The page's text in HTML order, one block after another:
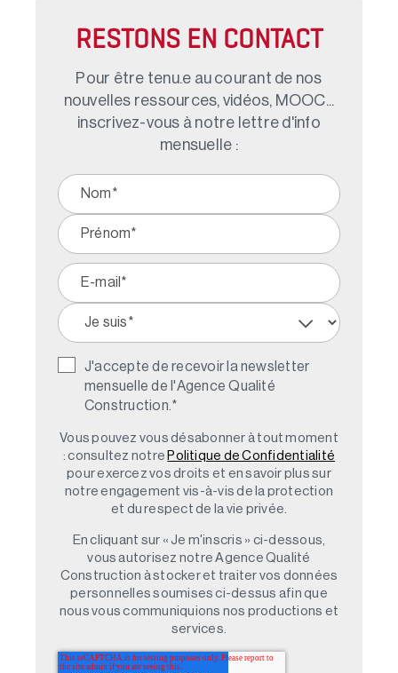
RESTONS EN CONTACT
Pour être tenu.e au courant de nos
nouvelles ressources, vidéos, MOOC...
inscrivez-vous à notre lettre d'info
mensuelle :
J'accepte de recevoir la newsletter
mensuelle de l'Agence Qualité
Construction. *
Vous pouvez vous désabonner à tout moment
: consultez notre Politique de Confidentialité
pour exercez vos droits et en savoir plus sur
notre engagement vis-à-vis de la protection
et du respect de la vie privée.
En cliquant sur « Je m'inscris » ci-dessous,
vous autorisez notre Agence Qualité
Construction à stocker et traiter vos données
personnelles soumises ci-dessus afin que
nous vous communiquions nos productions et
services.